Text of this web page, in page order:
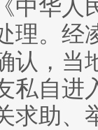
中华人
理。经
认，当
私自进
求助、